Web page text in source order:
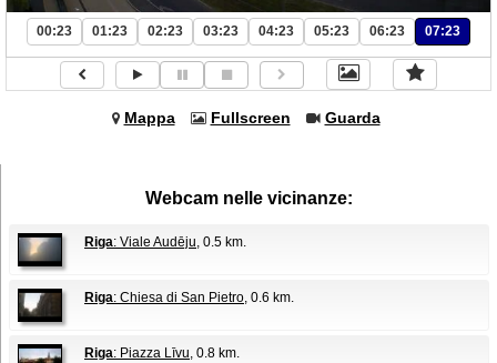
00:23 01:23 02:23 03:23 04:23 05:23 06:23 07:23
Mappa Fullscreen Guarda
Webcam nelle vicinanze:
Riga: Viale Audēju, 0.5 km.
Riga: Chiesa di San Pietro, 0.6 km.
Riga: Piazza Līvu, 0.8 km.